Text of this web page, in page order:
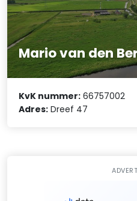
Mario van den
KvK nummer: 66757002
Adres: Dreef 47